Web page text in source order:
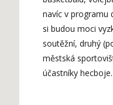
navíc v programu
si budou moci
soutěžní, druhý
městská
účastníky hecboje.